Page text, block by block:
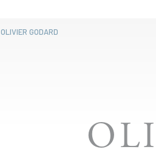
OLIVIER GODARD